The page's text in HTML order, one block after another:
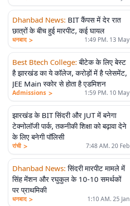
Dhanbad News: BIT कैंपस में देर रात
छात्रों के बीच हुई मारपीट, कई घायल
धनबाद > 1:49 PM. 13 May
Best Btech College: बीटेक के लिए बेस्ट
है झारखंड का ये कॉलेज, करोड़ों में है प्लेसमेंट,
JEE Main स्कोर से होता है एडमिशन
Admissions > 1:59 PM. 10 May
झारखंड के BIT सिंदरी और JUT में बनेगा
टेक्नोलॉजी पार्क, तकनीकी शिक्षा को बढ़ावा देने
के लिए बनेगी पॉलिसी
रांची > 7:48 AM. 20 Feb
Dhanbad News: सिंदरी मारपीट मामले में
सिंह मेंशन और रघुकुल के 10-10 समर्थकों
पर प्राथमिकी
धनबाद > 1:10 AM. 25 Jan